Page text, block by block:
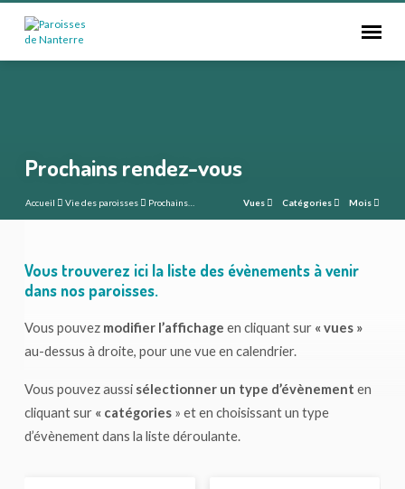
Prochains rendez-vous
Accueil Vie des paroisses Prochains… Vues Catégories Mois
Prochains
vous
Vous trouverez ici la liste des évènements à venir
dans nos paroisses.
Vous pouvez modifier l’affichage en cliquant sur « vues »
au-dessus à droite, pour une vue en calendrier.
Vous pouvez aussi sélectionner un type d’évènement en
cliquant sur « catégories» et en choisissant un type
d’évènement dans la liste déroulante.